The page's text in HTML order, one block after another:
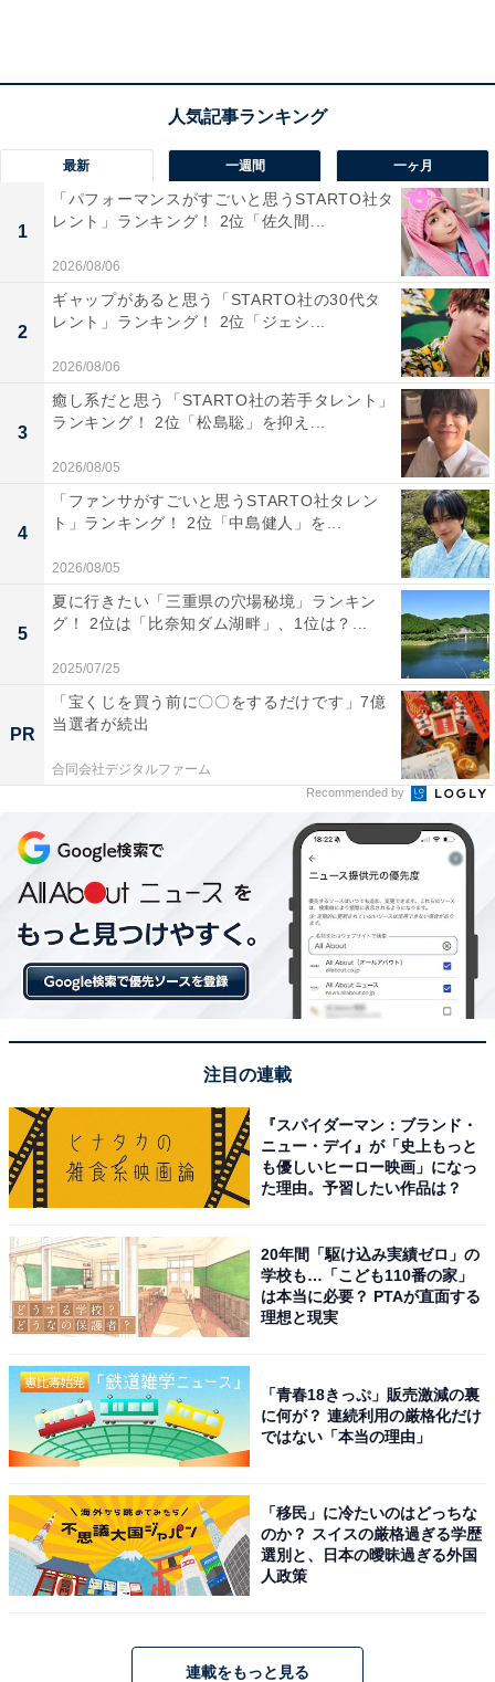
れているのだそうです。
この記事の筆者：福島 ゆき プロフィール
アニメや漫画のレビュー、エンタメトピックスなどを中
心に、オールジャンルで執筆中のライター。時々、店舗
取材などのリポート記事も担当。All AboutおよびAll
About ニュースでのライター歴は5年。
次ページ
3位までの全ランキング結果を見
る
こちらもおすすめ
大学受験期に「一番励まされた有名人」ランキ
ング！ 2位「河野玄斗」を抑えた1位は？
1 2
最新 一週間 一ヶ月
1
「パフォーマンスがすごいと思うSTARTO社タ
レント」ランキング！ 2位「佐久間...
2026/08/06
2
ギャップがあると思う「STARTO社の30代タ
レント」ランキング！ 2位「ジェシ...
2026/08/06
3
癒し系だと思う「STARTO社の若手タレント」
ランキング！ 2位「松島聡」を抑え...
2026/08/05
4
「ファンサがすごいと思うSTARTO社タレン
ト」ランキング！ 2位「中島健人」を...
2026/08/05
5
夏に行きたい「三重県の穴場秘境」ランキン
グ！ 2位は「比奈知ダム湖畔」、1位は？...
2025/07/25
PR
「宝くじを買う前に〇〇をするだけです」7億
当選者が続出
合同会社デジタルファーム
Recommended by
注目の連載
『スパイダーマン：ブランド・
ニュー・デイ』が「史上もっと
も優しいヒーロー映画」になっ
た理由。予習したい作品は？
20年間「駆け込み実績ゼロ」の
学校も…「こども110番の家」
は本当に必要？ PTAが直面する
理想と現実
「青春18きっぷ」販売激減の裏
に何が？ 連続利用の厳格化だけ
ではない「本当の理由」
「移民」に冷たいのはどっちな
のか？ スイスの厳格過ぎる学歴
選別と、日本の曖昧過ぎる外国
人政策
連載をもっと見る